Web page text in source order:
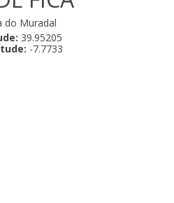
do Muradal
39.95205
-7.7733